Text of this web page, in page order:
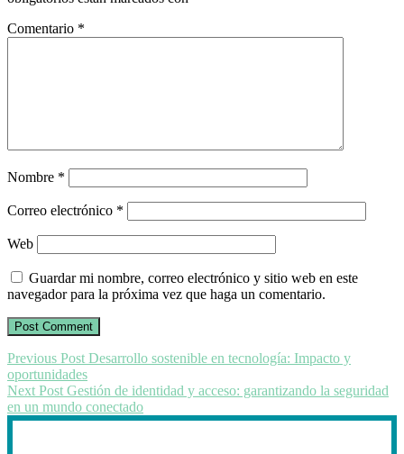
Comentario *
Nombre *
Correo electrónico *
Web
Guardar mi nombre, correo electrónico y sitio web en este
navegador para la próxima vez que haga un comentario.
Previous Post Desarrollo sostenible en tecnología: Impacto y
oportunidades
Next Post Gestión de identidad y acceso: garantizando la seguridad
en un mundo conectado